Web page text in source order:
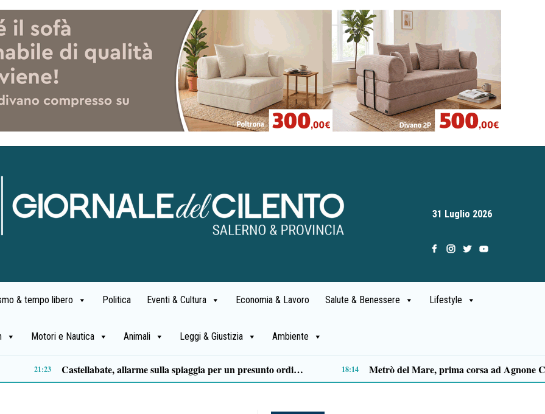
31 Luglio 2026
& tempo libero Politica Eventi & Cultura Economia & Lavoro Salute & Benessere Lifestyle
Motori e Nautica Animali Leggi & Giustizia Ambiente
Premio Terre del Bussento, si alza il sipario: stasera Roberto Fico apre l’11ª edizione 14:35 Capaccio Paestum spazio di legalità: oltre 43 ettari di beni confiscati destinati a progetti sociali 14:14